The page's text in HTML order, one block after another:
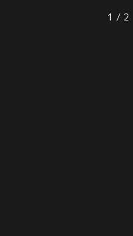
が、相変わらずのダメダメぶり。そ
の様子を見ていた小衣は、ミルキィ
1